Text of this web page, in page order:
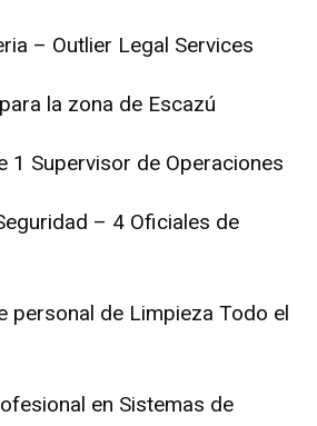
– Outlier Legal Services
la zona de Escazú
1 Supervisor de Operaciones
– 4 Oficiales de
personal de Limpieza Todo el
en Sistemas de